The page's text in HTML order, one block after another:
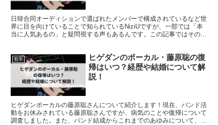
日韓合同オーディションで選ばれたメンバーで構成されているなど世
界に目を向けていることで知られているNiziUですが、一部では「本
当に人気あるの」と疑問視する声もあるんです。この記事ではその理
歌手
ヒゲダンのボーカル・藤原聡の復
帰はいつ？経歴や結婚について解
説！
ヒゲダンボーカルの藤原聡さんについて紹介します！現在、バンド活
動をお休みされている藤原聡さんですが、病気のことや復帰について
調査しました。また、バンド結成からこれまでのあゆみについて、藤